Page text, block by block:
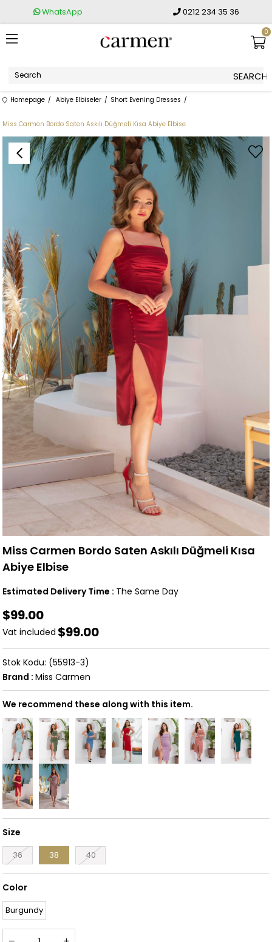
WhatsApp 0212 234 35 36
0
Homepage Abiye Elbiseler Short Evening Dresses
Miss Carmen Bordo Saten Askılı Düğmeli Kısa Abiye Elbise
Miss Carmen Bordo Saten Askılı Düğmeli Kısa
Abiye Elbise
Estimated Delivery Time : The Same Day
$99.00
Vat included $99.00
(55913-3)
Brand : Miss Carmen
We recommend these along with this item.
Size
36 38 40
Color
Burgundy